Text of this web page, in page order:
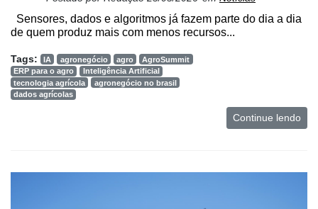
Sensores, dados e algoritmos já fazem parte do dia a dia
de quem produz mais com menos recursos...
Tags: IA agronegócio agro
AgroSummit
ERP para o agro
Inteligência Artificial
tecnologia agrícola
agronegócio no brasil
dados agrícolas
Continue lendo